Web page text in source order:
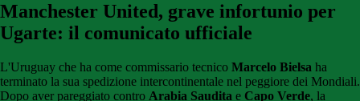
Manchester United, grave infortunio per
Ugarte: il comunicato ufficiale
L'Uruguay che ha come commissario tecnico Marcelo Bielsa ha
terminato la sua spedizione intercontinentale nel peggiore dei Mondiali.
Dopo aver pareggiato contro Arabia Saudita e Capo Verde, la